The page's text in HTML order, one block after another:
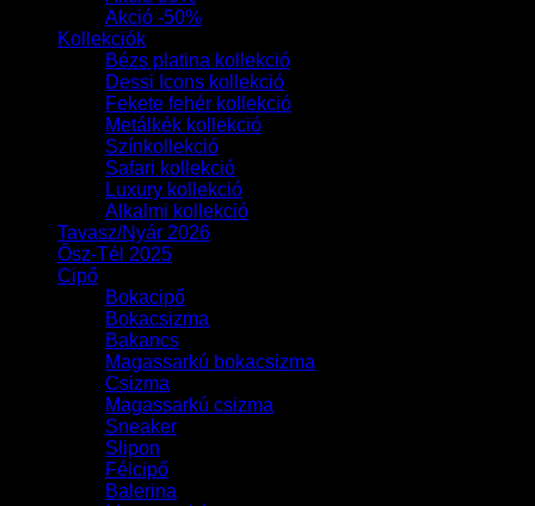
Akció -50%
Kollekciók
Bézs platina kollekció
Dessi Icons kollekció
Fekete fehér kollekció
Metálkék kollekció
Színkollekció
Safari kollekció
Luxury kollekció
Alkalmi kollekció
Tavasz/Nyár 2026
Ősz-Tél 2025
Cipő
Bokacipő
Bokacsizma
Bakancs
Magassarkú bokacsizma
Csizma
Magassarkú csizma
Sneaker
Slipon
Félcipő
Balerina